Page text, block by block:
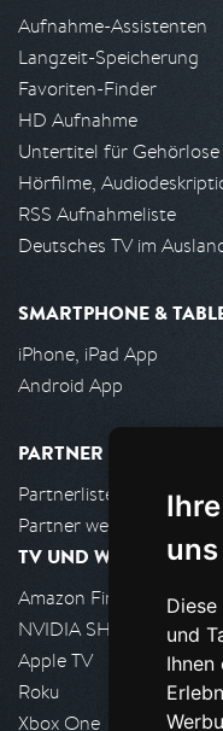
und
Ihnen
Aufnahme-Assistenten
Langzeit-Speicherung
Favoriten-Finder
HD Aufnahme
Untertitel für Gehörlose
Hörfilme,
RSS Aufnahmeliste
Deutsches TV im
SMARTPHONE &
iPhone, iPad App
Android App
PARTNER
Partnerliste
Partner werden
TV UND
Amazon FireTV
NVIDIA SHIELD, Google
Apple TV
Roku
Xbox One